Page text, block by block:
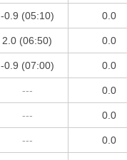
-0.9 (05:10) 0.0
2.0 (06:50) 0.0
-0.9 (07:00) 0.0
--- 0.0
--- 0.0
--- 0.0